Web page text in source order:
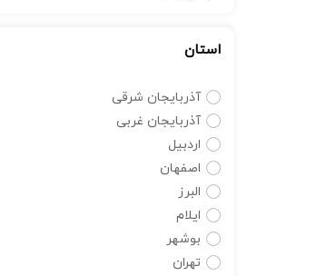
استان
آذربایجان شرقی
آذربایجان غربی
اردبیل
اصفهان
البرز
ایلام
بوشهر
تهران